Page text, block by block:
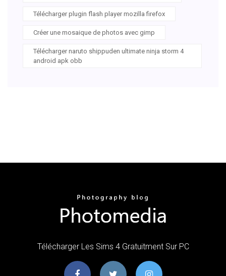
Télécharger plugin flash player mozilla firefox
Créer une mosaique de photos avec gimp
Télécharger naruto shippuden ultimate ninja storm 4
android apk obb
Télécharger Les Sims 4 Gratuitment Sur PC